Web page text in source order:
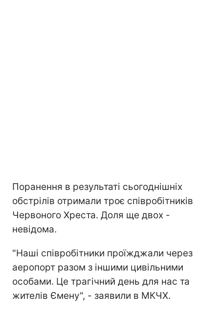
Поранення в результаті сьогоднішніх
обстрілів отримали троє співробітників
Червоного Хреста. Доля ще двох -
невідома.
"Наші співробітники проїжджали через
аеропорт разом з іншими цивільними
особами. Це трагічний день для нас та
жителів Ємену", - заявили в МКЧХ.